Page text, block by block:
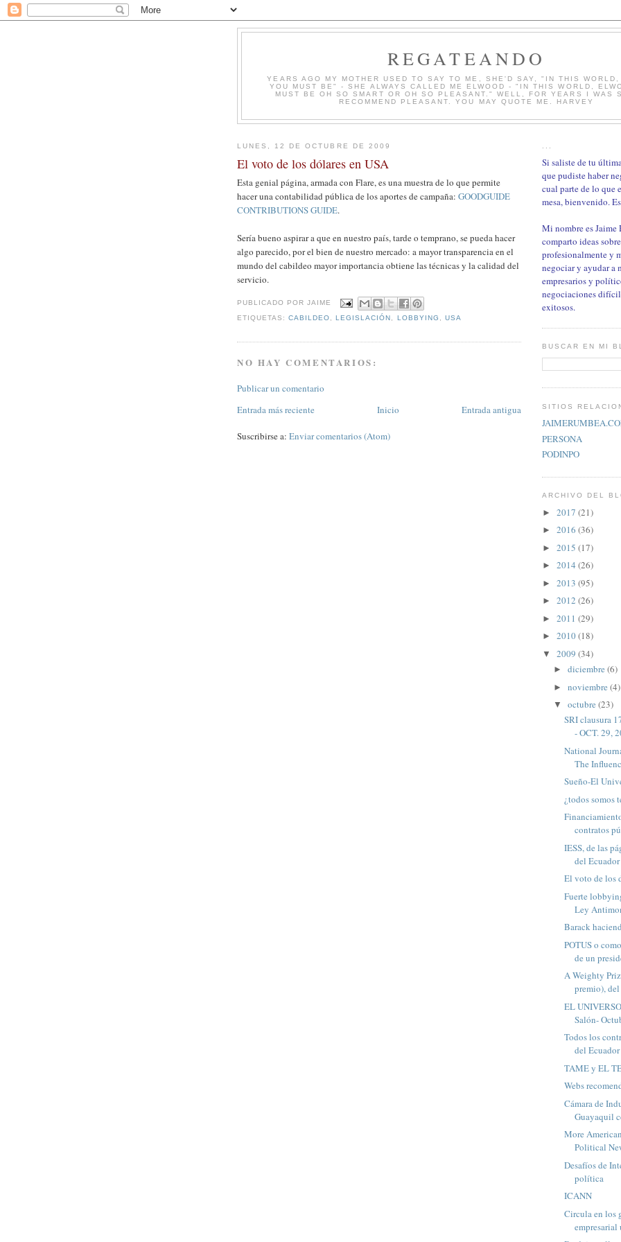
REGATEANDO
YEARS AGO MY MOTHER USED TO SAY TO ME, SHE'D SAY, "IN THIS WORLD,
YOU MUST BE" - SHE ALWAYS CALLED ME ELWOOD - "IN THIS WORLD,
MUST BE OH SO SMART OR OH SO PLEASANT." WELL, FOR YEARS I WAS
RECOMMEND PLEASANT. YOU MAY QUOTE ME. HARVEY
LUNES, 12 DE OCTUBRE DE 2009
El voto de los dólares en USA
Esta genial página, armada con Flare, es una muestra de lo que permite
hacer una contabilidad pública de los aportes de campaña: GOODGUIDE
CONTRIBUTIONS GUIDE.
Sería bueno aspirar a que en nuestro país, tarde o temprano, se pueda hacer
algo parecido, por el bien de nuestro mercado: a mayor transparencia en el
mundo del cabildeo mayor importancia obtiene las técnicas y la calidad del
servicio.
PUBLICADO PORJAIME
ETIQUETAS:CABILDEO ,LEGISLACIÓN LOBBYING USA
NO HAY COMENTARIOS:
Publicar un comentario
Entrada más reciente
Entrada antigua
Inicio
Suscribirse a: Enviar comentarios (Atom)
Si saliste de tu
que pudiste haber
cual parte de lo que
mesa, bienvenido.
Mi nombre es Jaime
comparto ideas
profesionalmente y
negociar y ayudar a
empresarios y
negociaciones
exitosos.
BUSCAR EN MI
SITIOS
PERSONA
PODINPO
ARCHIVO DEL
► 2017 (21)
► 2016 (36)
► 2015 (17)
► 2014 (26)
► 2013 (95)
► 2012 (26)
► 2011 (29)
► 2010(18)
▼ 2009 (34)
► diciembre (6)
► noviembre (4)
▼ octubre (23)
SRI clausura
- OCT. 29,
National
The
Sueño-El
¿todos somos
contratos
IESS, de las
del Ecuador
El voto de los
Fuerte
Ley
Barack
POTUS o
de un
A Weighty
premio),
EL
Salón-
Todos los
del
TAME y EL
Webs
Cámara de
Guayaquil
More
Political
Desafíos de
política
ICANN
Circula en los
empresarial